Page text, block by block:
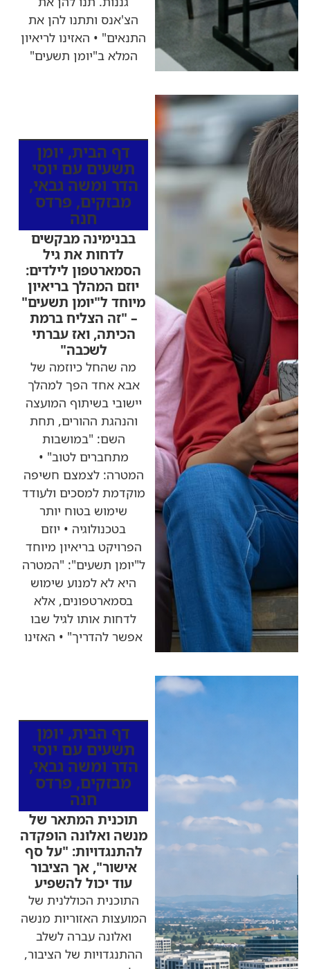
הצ'אנס ותתנו להן את
התנאים" • האזינו לריאיון
המלא ב"יומן תשעים"
דף הבית, יומן
תשעים עם יוסי
הדר ומשה גבאי,
מבזקים, פרדס
חנה
בבנימינה מבקשים
לדחות את גיל
הסמארטפון לילדים:
יוזם המהלך בריאיון
מיוחד ל"יומן תשעים"
– "זה הצליח ברמת
הכיתה, ואז עברתי
לשכבה"
מה שהחל כיוזמה של
אבא אחד הפך למהלך
יישובי בשיתוף המועצה
והנהגת ההורים, תחת
השם: "במושבות
מתחברים לטוב" •
המטרה: לצמצם חשיפה
מוקדמת למסכים ולעודד
שימוש בטוח יותר
בטכנולוגיה • יוזם
הפרויקט בריאיון מיוחד
ל"יומן תשעים": "המטרה
היא לא למנוע שימוש
בסמארטפונים, אלא
לדחות אותו לגיל שבו
אפשר להדריך" • האזינו
דף הבית, יומן
תשעים עם יוסי
הדר ומשה גבאי,
מבזקים, פרדס
חנה
תוכנית המתאר של
מנשה ואלונה הופקדה
להתנגדויות: "על סף
אישור", אך הציבור
עוד יכול להשפיע
התוכנית הכוללנית של
המועצות האזוריות מנשה
ואלונה עברה לשלב
ההתנגדויות של הציבור,